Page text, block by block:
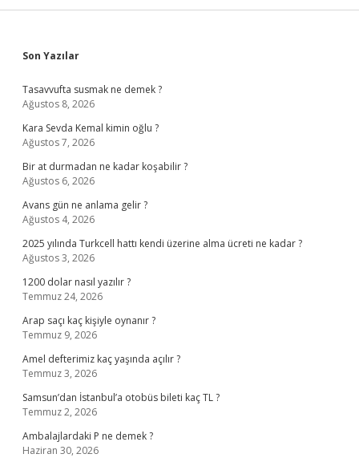
Sidebar
Son Yazılar
Tasavvufta susmak ne demek ?
Ağustos 8, 2026
Kara Sevda Kemal kimin oğlu ?
Ağustos 7, 2026
Bir at durmadan ne kadar koşabilir ?
Ağustos 6, 2026
Avans gün ne anlama gelir ?
Ağustos 4, 2026
2025 yılında Turkcell hattı kendi üzerine alma ücreti ne kadar ?
Ağustos 3, 2026
1200 dolar nasıl yazılır ?
Temmuz 24, 2026
Arap saçı kaç kişiyle oynanır ?
Temmuz 9, 2026
Amel defterimiz kaç yaşında açılır ?
Temmuz 3, 2026
Samsun’dan İstanbul’a otobüs bileti kaç TL ?
Temmuz 2, 2026
Ambalajlardaki P ne demek ?
Haziran 30, 2026